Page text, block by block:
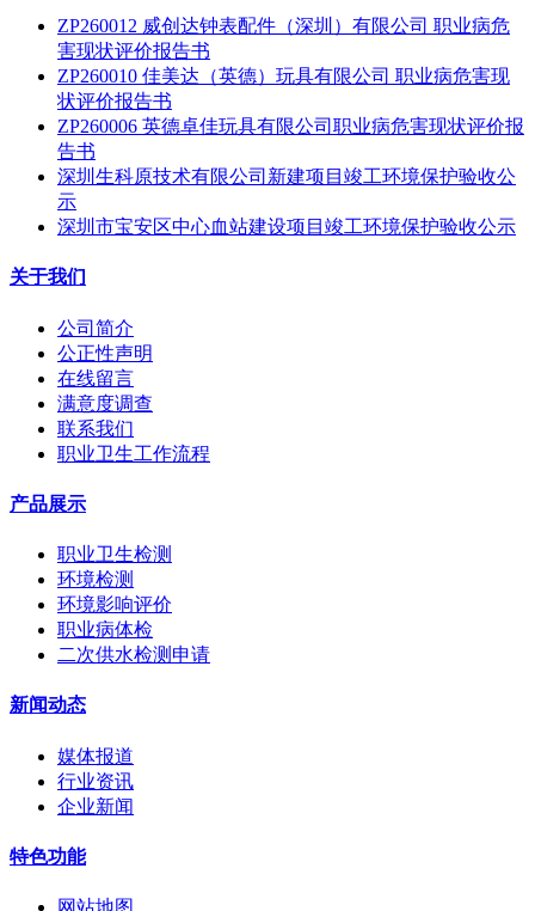
ZP260012 威创达钟表配件（深圳）有限公司 职业病危
害现状评价报告书
ZP260010 佳美达（英德）玩具有限公司 职业病危害现
状评价报告书
ZP260006 英德卓佳玩具有限公司职业病危害现状评价报
告书
深圳生科原技术有限公司新建项目竣工环境保护验收公
示
深圳市宝安区中心血站建设项目竣工环境保护验收公示
关于我们
公司简介
公正性声明
在线留言
满意度调查
联系我们
职业卫生工作流程
产品展示
职业卫生检测
环境检测
环境影响评价
职业病体检
二次供水检测申请
新闻动态
媒体报道
行业资讯
企业新闻
特色功能